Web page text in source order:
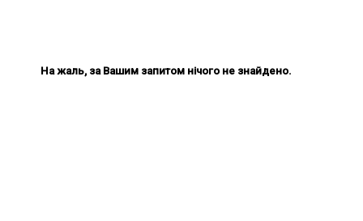
На жаль, за Вашим запитом нічого не знайдено.